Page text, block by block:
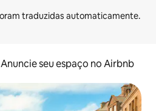
Anuncie seu espaço no Airbnb